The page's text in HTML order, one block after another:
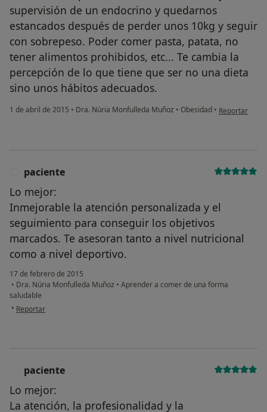
supervisión de un endocrino y quedarnos
estancados después de perder unos 10kg y seguir
con sobrepeso. Poder comer pasta, patata, no
tener alimentos prohibidos, etc... Te cambia la
percepción de lo que tiene que ser no una dieta
sino unos hábitos adecuados.
1 de abril de 2015 • Dra. Núria Monfulleda Muñoz • Obesidad • en opinión
Reportar
paciente
Lo mejor:
Inmejorable la atención personalizada y el
seguimiento para conseguir los objetivos
marcados. Te asesoran tanto a nivel nutricional
como a nivel deportivo.
17 de febrero de 2015
• Dra. Núria Monfulleda Muñoz • Aprender a comer de una forma
saludable
• en opinión del usuario paciente
Reportar
paciente
Lo mejor:
La atención, la profesionalidad y la